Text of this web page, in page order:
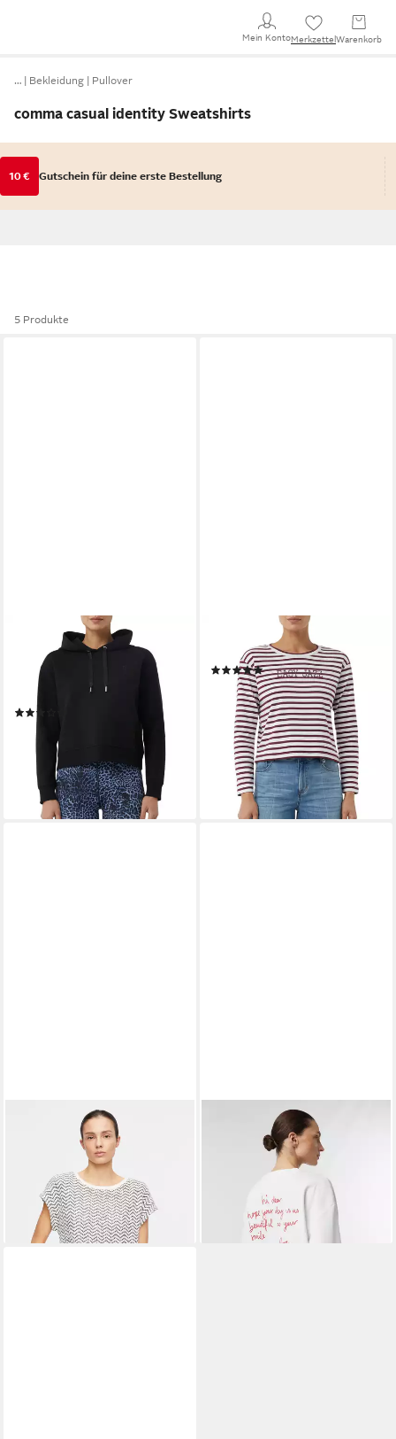
Mein KontoMerkzettel Warenkorb
… Bekleidung Pullover
comma casual identity Sweatshirts
10 € Gutschein für deine erste Bestellung
5 Produkte
COMMA CASUAL IDENTITY
Kapuzensweatshirt cropped,
casual, mit Kapuze,
Baumwollmischung
ab 45,98 €
-43%
lieferbar - in 1-2 Werktagen bei dir
COMMA CASUAL IDENTITY
Sweatshirt taillenbedeckt
(1)
ab 40,27 € UVP69,99 €
-42%
lieferbar - in 1-2 Werktagen bei dir
Sweatshirt Sweatshirt Shirt
aus Strukturjersey
ab 65,79 €
lieferbar - in 3-4 Werktagen bei dir
Sweatshirt Sweatshirt
Sweatshirt mit Artwork
lieferbar - in 3-4 Werktagen bei dir